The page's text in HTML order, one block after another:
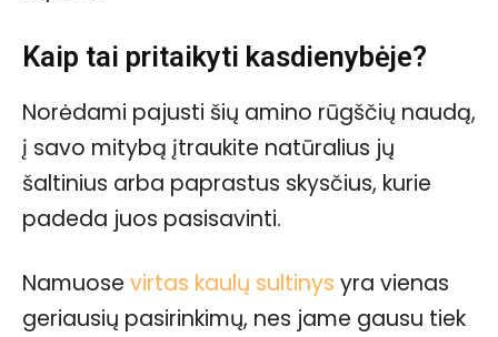
Kaip tai pritaikyti kasdienybėje?
Norėdami pajusti šių amino rūgščių naudą,
į savo mitybą įtraukite natūralius jų
šaltinius arba paprastus skysčius, kurie
padeda juos pasisavinti.
Namuose virtas kaulų sultinys yra vienas
geriausių pasirinkimų, nes jame gausu tiek